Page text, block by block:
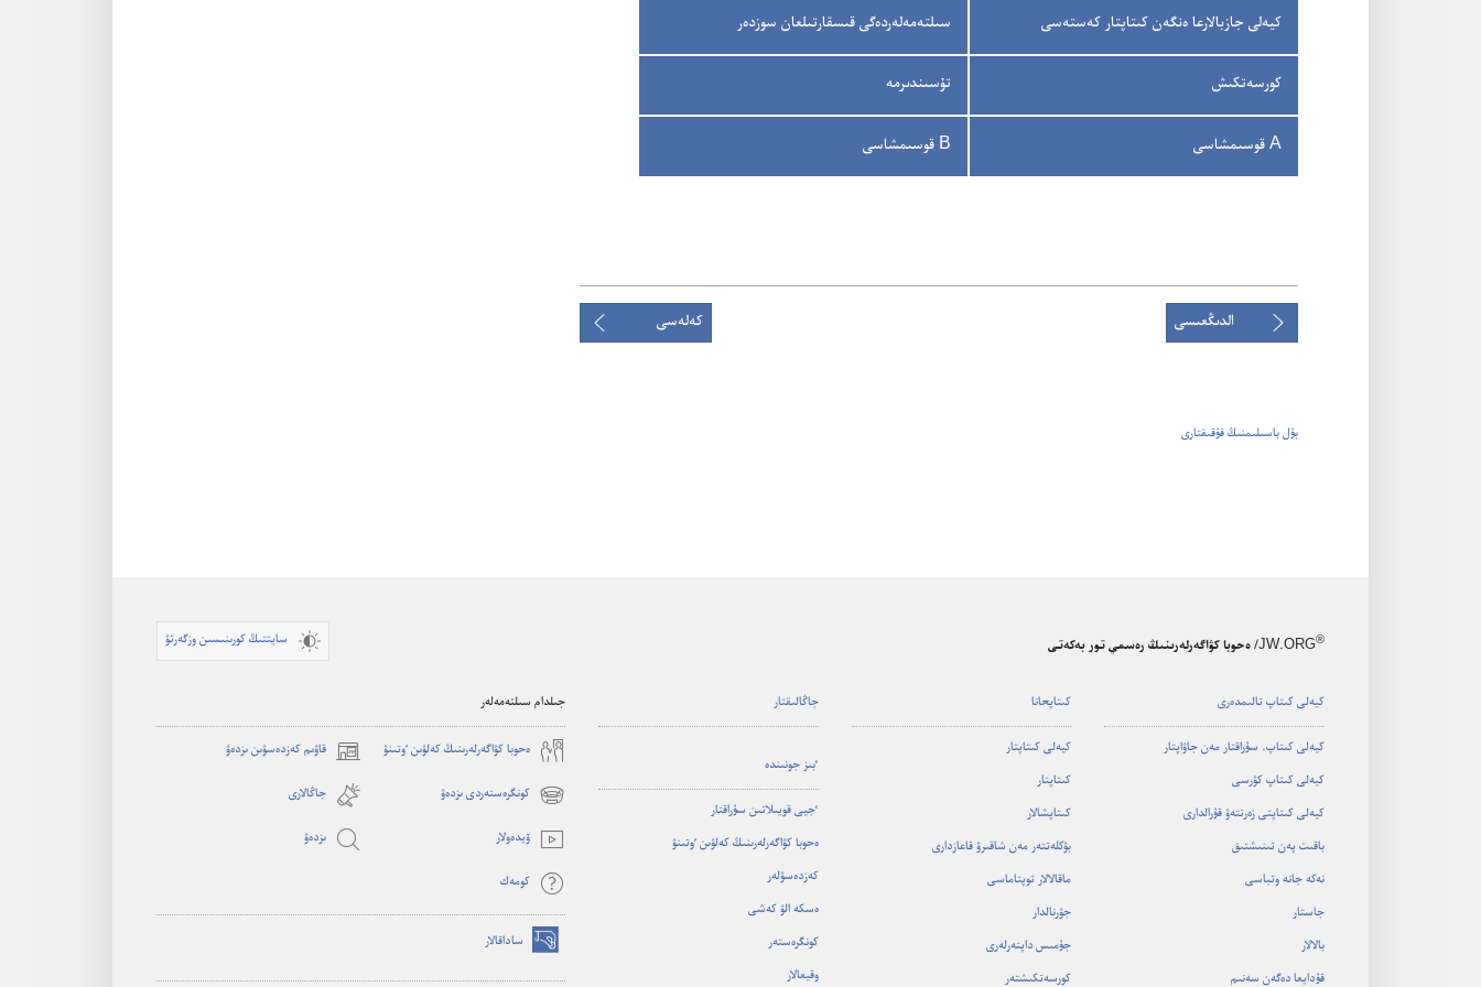
كيە‌لى جازبالارعا ە‌نگە‌ن كىتاپتار كە‌ستە‌سى سىلتە‌مە‌لە‌ردە‌گى قىسقارتىلعان سوزدە‌ر
كورسە‌تكىش تۇ‌سىندىرمە
A قوسىمشاسى
الدىڭعىسى كەلەسى
بۇل باسىلىمنىڭ قۇقىقتارى
JW.ORG® / ەحوبا كۋاگەرلەرىنىڭ رەسمي تور بەكەتى سايتتىڭ كورىنىسىن وزگەرتۋ
كيە‌لى كىتاپ تالىمدە‌رى
كيە‌لى كىتاپ.‏ سۇ‌راقتار مە‌ن جاۋاپتار
كيە‌لى كىتاپ كۋرسى
كيە‌لى كىتاپتى زە‌رتتە‌ۋ قۇ‌رالدارى
باقىت پە‌ن تىنىشتىق
نە‌كە جانە وتباسى
جاستار
بالالار
قۇ‌دايعا دە‌گە‌ن سە‌نىم
كىتاپحانا
كيە‌لى كىتاپتار
كىتاپتار
كىتاپشالار
بۋكلە‌تتە‌ر مە‌ن شاقىرۋ قاعازدارى
ماقالالار توپتاماسى
جۋرنالدار
جۇ‌مىس داپتە‌رلە‌رى
كورسە‌تكىشتە‌ر
جاڭالىقتار
ٴ‌بىز جونىندە
ٴ‌جيى قويىلاتىن سۇ‌راقتار
ە‌حوبا كۋاگە‌رلە‌رىنىڭ كە‌لۋىن ٶتىنۋ
كە‌زدە‌سۋلە‌ر
ە‌سكە الۋ كە‌شى
كونگرە‌ستە‌ر
وقيعالار
جىلدام سىلتەمەلەر
ە‌حوبا كۋاگە‌رلە‌رىنىڭ كە‌لۋىن ٶتىنۋ قاۋىم كەزدەسۋىن ىزدەۋ
(opens
new
window)
كونگرەستەردى ىزدەۋ
(opens
new
window)
جاڭالارى
ۆيدە‌ولار ىزدە‌ۋ
كومە‌ك
ساداقالار
(opens
new